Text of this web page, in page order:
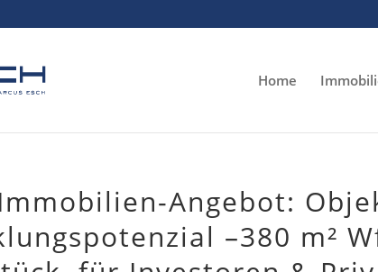
Home
Angebot:
–380 m²